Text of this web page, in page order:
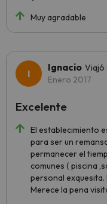
Muy agradable
Ignacio Viajó
Enero 2017
El establecimiento
para ser un
permanecer el
comunes ( piscina
personal exquesita.
Merece la pena
Excelente